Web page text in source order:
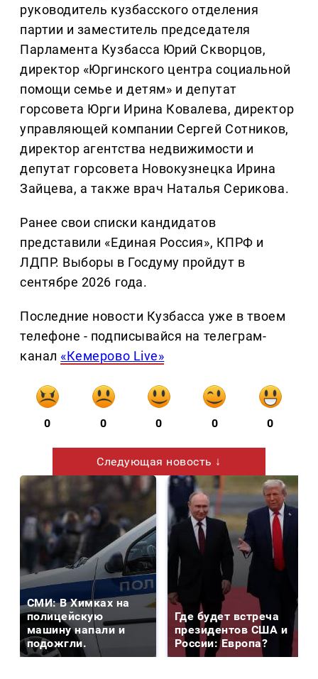
руководитель кузбасского отделения
партии и заместитель председателя
Парламента Кузбасса Юрий Скворцов,
директор «Юргинского центра социальной
помощи семье и детям» и депутат
горсовета Юрги Ирина Ковалева, директор
управляющей компании Сергей Сотников,
директор агентства недвижимости и
депутат горсовета Новокузнецка Ирина
Зайцева, а также врач Наталья Серикова.
Ранее свои списки кандидатов
представили «Единая Россия», КПРФ и
ЛДПР. Выборы в Госдуму пройдут в
сентябре 2026 года.
Последние новости Кузбасса уже в твоем
телефоне - подписывайся на телеграм-
канал «Кемерово Live»
0 0 0 0 0
Следующая новость ↓
СМИ: В Химках на
полицейскую
машину напали и
подожгли.
Где будет встреча
президентов США и
России: Европа?